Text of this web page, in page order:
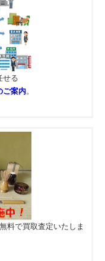
せる
ご案内。
料で買取査定いたしま